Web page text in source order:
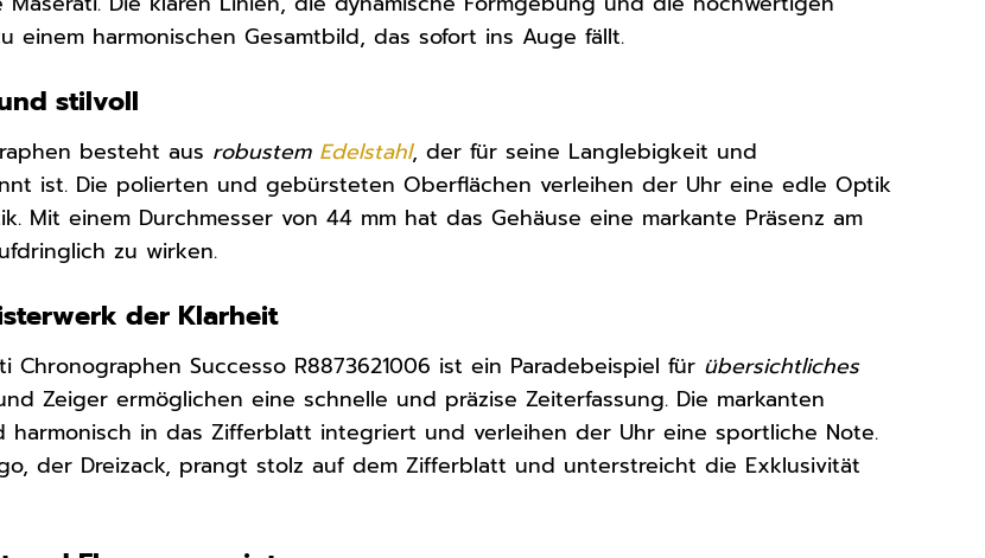
einem harmonischen Gesamtbild, das sofort ins Auge fällt.
stilvoll
besteht aus robustem Edelstahl, der für seine Langlebigkeit und
ist. Die polierten und gebürsteten Oberflächen verleihen der Uhr eine edle Optik
Mit einem Durchmesser von 44 mm hat das Gehäuse eine markante Präsenz am
zu wirken.
der Klarheit
Chronographen Successo R8873621006 ist ein Paradebeispiel für übersichtliches
Zeiger ermöglichen eine schnelle und präzise Zeiterfassung. Die markanten
harmonisch in das Zifferblatt integriert und verleihen der Uhr eine sportliche Note.
der Dreizack, prangt stolz auf dem Zifferblatt und unterstreicht die Exklusivität